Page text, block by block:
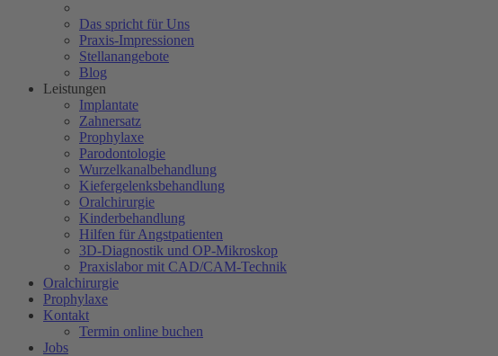
Das spricht für Uns
Praxis-Impressionen
Stellanangebote
Blog
Leistungen
Implantate
Zahnersatz
Prophylaxe
Parodontologie
Wurzelkanalbehandlung
Kiefergelenksbehandlung
Oralchirurgie
Kinderbehandlung
Hilfen für Angstpatienten
3D-Diagnostik und OP-Mikroskop
Praxislabor mit CAD/CAM-Technik
Oralchirurgie
Prophylaxe
Kontakt
Termin online buchen
Jobs